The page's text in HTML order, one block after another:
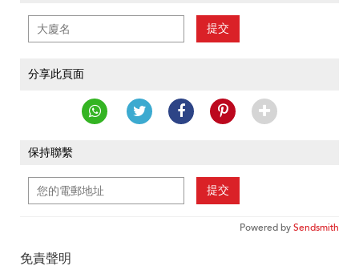
提交
分享此頁面
保持聯繫
提交
Powered bySendsmith
免責聲明